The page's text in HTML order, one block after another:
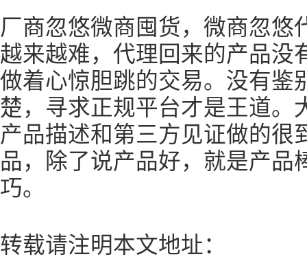
厂商忽悠微商囤货，微商忽悠
越来越难，代理回来的产品没
做着心惊胆跳的交易。没有鉴
楚，寻求正规平台才是王道。
产品描述和第三方见证做的很
品，除了说产品好，就是产品
巧。
转载请注明本文地址：